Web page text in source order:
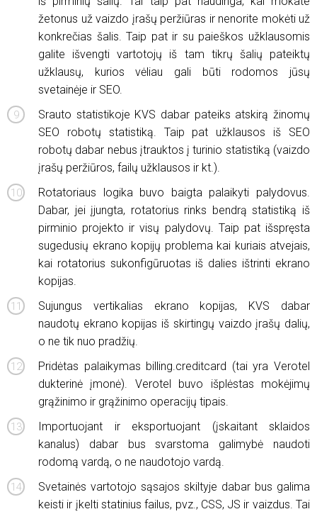
žetonus už vaizdo įrašų peržiūras ir nenorite mokėti už
konkrečias šalis. Taip pat ir su paieškos užklausomis
galite išvengti vartotojų iš tam tikrų šalių pateiktų
užklausų, kurios vėliau gali būti rodomos jūsų
svetainėje ir SEO.
Srauto statistikoje KVS dabar pateiks atskirą žinomų
SEO robotų statistiką. Taip pat užklausos iš SEO
robotų dabar nebus įtrauktos į turinio statistiką (vaizdo
įrašų peržiūros, failų užklausos ir kt.).
Rotatoriaus logika buvo baigta palaikyti palydovus.
Dabar, jei įjungta, rotatorius rinks bendrą statistiką iš
pirminio projekto ir visų palydovų. Taip pat išspręsta
sugedusių ekrano kopijų problema kai kuriais atvejais,
kai rotatorius sukonfigūruotas iš dalies ištrinti ekrano
kopijas.
Sujungus vertikalias ekrano kopijas, KVS dabar
naudotų ekrano kopijas iš skirtingų vaizdo įrašų dalių,
o ne tik nuo pradžių.
Pridėtas palaikymas billing.creditcard (tai yra Verotel
dukterinė įmonė). Verotel buvo išplėstas mokėjimų
grąžinimo ir grąžinimo operacijų tipais.
Importuojant ir eksportuojant (įskaitant sklaidos
kanalus) dabar bus svarstoma galimybė naudoti
rodomą vardą, o ne naudotojo vardą.
Svetainės vartotojo sąsajos skiltyje dabar bus galima
keisti ir įkelti statinius failus, pvz., CSS, JS ir vaizdus. Tai